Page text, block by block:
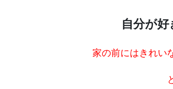
自分が
家の前にはきれい